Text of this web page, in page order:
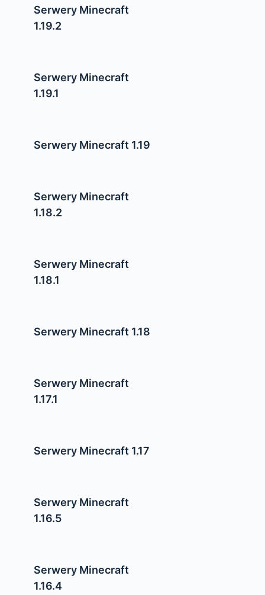
Serwery Minecraft
1.19.2
Serwery Minecraft
1.19.1
Serwery Minecraft 1.19
Serwery Minecraft
1.18.2
Serwery Minecraft
1.18.1
Serwery Minecraft 1.18
Serwery Minecraft
1.17.1
Serwery Minecraft 1.17
Serwery Minecraft
1.16.5
Serwery Minecraft
1.16.4